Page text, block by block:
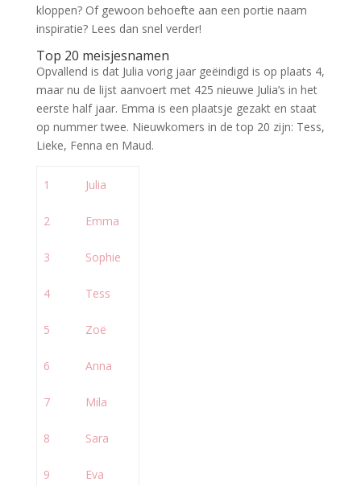
kloppen? Of gewoon behoefte aan een portie naam
inspiratie? Lees dan snel verder!
Top 20 meisjesnamen
Opvallend is dat Julia vorig jaar geëindigd is op plaats 4,
maar nu de lijst aanvoert met 425 nieuwe Julia’s in het
eerste half jaar. Emma is een plaatsje gezakt en staat
op nummer twee. Nieuwkomers in de top 20 zijn: Tess,
Lieke, Fenna en Maud.
1 Julia
2 Emma
3 Sophie
4 Tess
5 Zoë
6 Anna
7 Mila
8 Sara
9 Eva